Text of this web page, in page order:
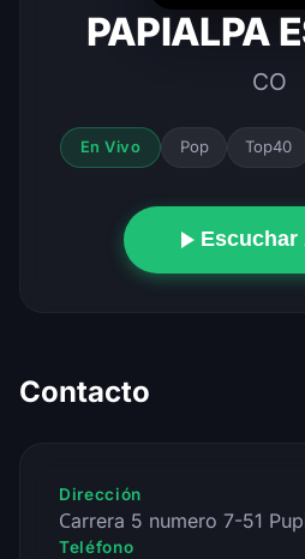
PAPIALPA
CO
En Vivo Pop Top40
Escuchar
Contacto
Dirección
Сarrera 5 numero 7-51
Teléfono